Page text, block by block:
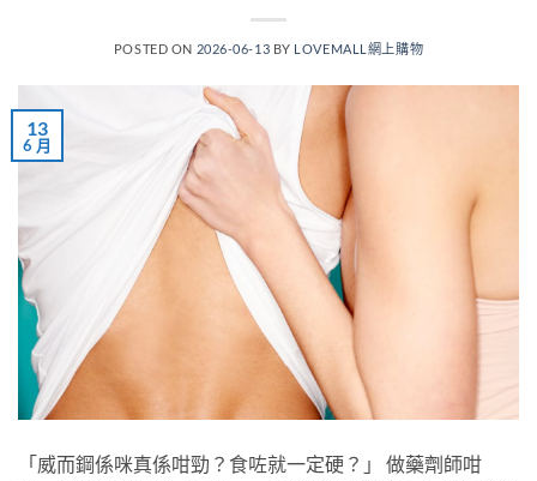
POSTED ON 2026-06-13 BY LOVEMALL網上購物
13
6 月
「威而鋼係咪真係咁勁？食咗就一定硬？」 做藥劑師咁